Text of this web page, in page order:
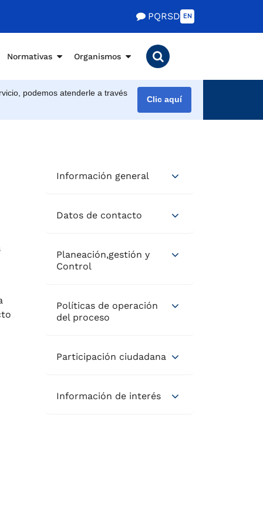
PQRSD EN
Normativas Organismos
podemos atenderle a través
Clic aquí
Información general
Datos de contacto
Planeación,gestión y
Control
Políticas de operación
del proceso
Participación ciudadana
Información de interés